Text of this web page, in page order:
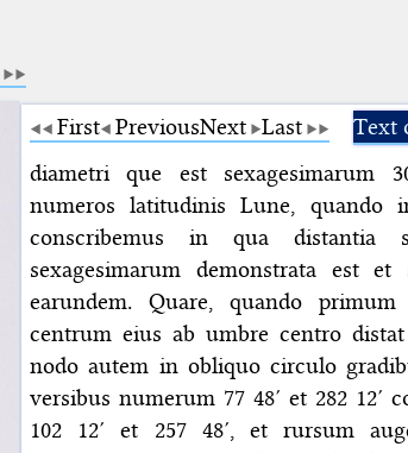
First PreviousNext Last
Text
diametri que est sexagesimarum
numeros latitudinis Lune, quando
conscribemus in qua distantia
sexagesimarum demonstrata est et
earundem. Quare, quando
centrum eius ab umbre centro distat
nodo autem in obliquo circulo
versibus numerum 77 48′ et 282 12′
102 12′ et 257 48′, et rursum